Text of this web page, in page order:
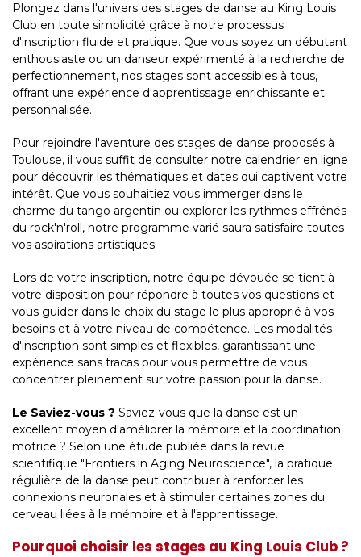
Plongez dans l'univers des stages de danse au King Louis
Club en toute simplicité grâce à notre processus
d'inscription fluide et pratique. Que vous soyez un débutant
enthousiaste ou un danseur expérimenté à la recherche de
perfectionnement, nos stages sont accessibles à tous,
offrant une expérience d'apprentissage enrichissante et
personnalisée.
Pour rejoindre l'aventure des stages de danse proposés à
Toulouse, il vous suffit de consulter notre calendrier en ligne
pour découvrir les thématiques et dates qui captivent votre
intérêt. Que vous souhaitiez vous immerger dans le
charme du tango argentin ou explorer les rythmes effrénés
du rock'n'roll, notre programme varié saura satisfaire toutes
vos aspirations artistiques.
Lors de votre inscription, notre équipe dévouée se tient à
votre disposition pour répondre à toutes vos questions et
vous guider dans le choix du stage le plus approprié à vos
besoins et à votre niveau de compétence. Les modalités
d'inscription sont simples et flexibles, garantissant une
expérience sans tracas pour vous permettre de vous
concentrer pleinement sur votre passion pour la danse.
Le Saviez-vous ? Saviez-vous que la danse est un
excellent moyen d'améliorer la mémoire et la coordination
motrice ? Selon une étude publiée dans la revue
scientifique "Frontiers in Aging Neuroscience", la pratique
régulière de la danse peut contribuer à renforcer les
connexions neuronales et à stimuler certaines zones du
cerveau liées à la mémoire et à l'apprentissage.
Pourquoi choisir les stages au King Louis Club ?